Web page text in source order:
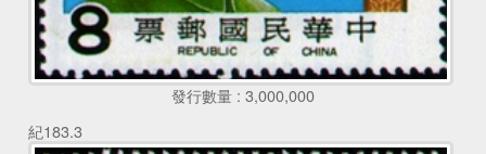
發行數量 : 3,000,000
紀183.3